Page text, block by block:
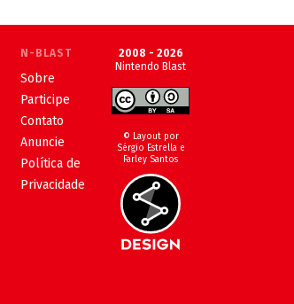
N-BLAST
Sobre
Participe
Contato
Anuncie
Política de
Privacidade
2008 - 2026
Nintendo Blast
© Layout por
Sérgio Estrella e
Farley Santos